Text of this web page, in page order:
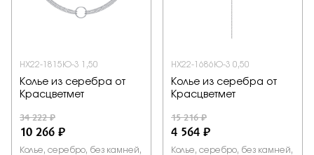
НХ22-1815Ю-3 1,50
Колье из серебра от
Красцветмет
34 222 ₽
10 266 ₽
Колье, серебро, без камней,
НХ22-1686Ю-3 0,50
Колье из серебра от
Красцветмет
15 216 ₽
4 564 ₽
Колье, серебро, без камней,
Заказать
Подтверждаю, что я ознакомлен и согласен с условиями
политики конфиденциальности
Отправить